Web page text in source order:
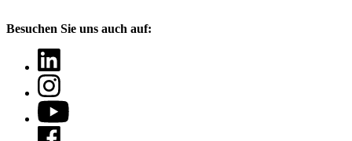
Besuchen Sie uns auch auf: